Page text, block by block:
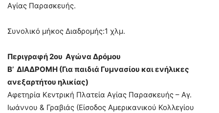
Αγίας Παρασκευής.
Συνολικό μήκος Διαδρομής:1 χλμ.
Περιγραφή 2ου Αγώνα Δρόμου
Β’ ΔΙΑΔΡΟΜΗ (Για παιδιά Γυμνασίου και ενήλικες
ανεξαρτήτου ηλικίας)
Αφετηρία Κεντρική Πλατεία Αγίας Παρασκευής – Αγ.
Ιωάννου & Γραβιάς (Είσοδος Αμερικανικού Κολλεγίου